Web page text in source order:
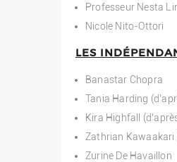
Professeur Nesta
Nicole Nito-Ottori
LES
Banastar Chopra
Tania Harding
Kira Highfall
Zathrian Kawaakari
Zurine De Havaillon